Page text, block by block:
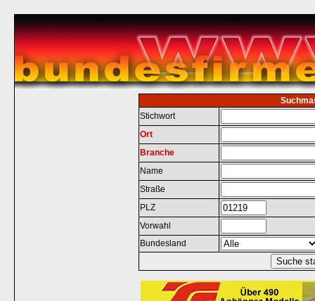
Stichwort
Ort
Branche
Name
Straße
PLZ
Vorwahl
Bundesland